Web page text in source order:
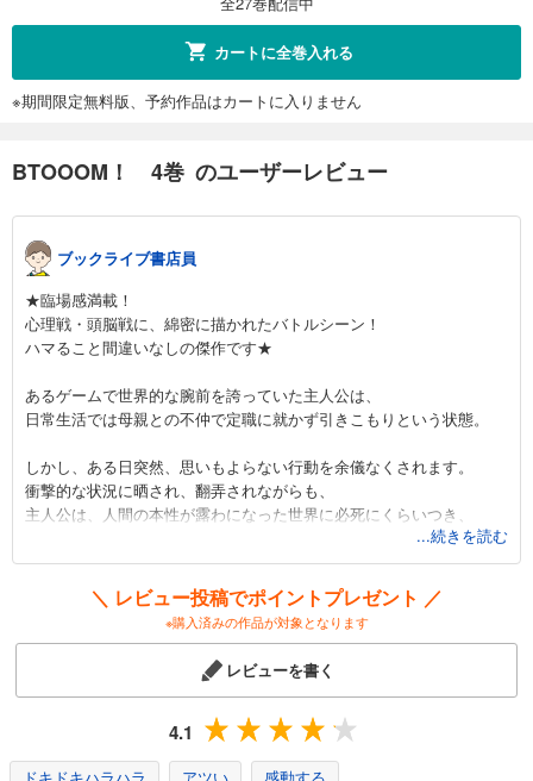
BTOOOM！ 12巻
完結
試し読み
792
円 (税込)
完結
あらすじを表示する
BTOOOM！ 14巻
792円 (税込)
完結
BTOOOM！ 15巻
カートに全巻入れる
※期間限定無料版、予約作品はカートに入りません
BTOOOM！ 4巻 のユーザーレビュー
ブックライブ書店員
★臨場感満載！
心理戦・頭脳戦に、綿密に描かれたバトルシーン！
ハマること間違いなしの傑作です★
あるゲームで世界的な腕前を誇っていた主人公は、
日常生活では母親との不仲で定職に就かず引きこもりという状態。
しかし、ある日突然、思いもよらない行動を余儀なくされます。
衝撃的な状況に晒され、翻弄されながらも、
主人公は、人間の本性が露わになった世界に必死にくらいつき、
本来持つ特技を活かしたり、己の未熟さや思いやり、責任感などを学
んだりしていきます。
次々と現れるキャラクターは、現代社会を反映させるような人物像や
ただのバトルマンガに落ち着かず
何か考えさせられるような厚みがあります。
ストーリーが進むにつれて黒幕が明らかになっていく様子は
...続きを読む
＼ レビュー投稿でポイントプレゼント ／
※購入済みの作品が対象となります
レビューを書く
4.1